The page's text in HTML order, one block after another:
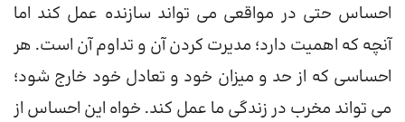
احساس حتی در مواقعی می تواند سازنده عمل کند اما
آنچه که اهمیت دارد؛ مدیرت کردن آن و تداوم آن است. هر
احساسی که از حد و میزان خود و تعادل خود خارج شود؛
می تواند مخرب در زندگی ما عمل کند. خواه این احساس از